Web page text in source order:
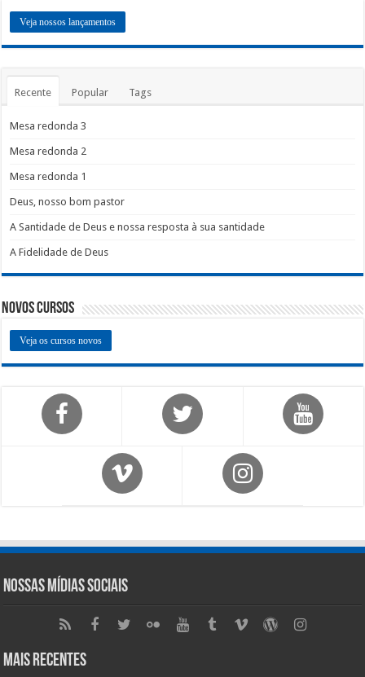
Veja nossos lançamentos
Recente Popular Tags
Mesa redonda 3
Mesa redonda 2
Mesa redonda 1
Deus, nosso bom pastor
A Santidade de Deus e nossa resposta à sua santidade
A Fidelidade de Deus
Novos Cursos
Veja os cursos novos
Nossas Mídias Sociais
Mais Recentes